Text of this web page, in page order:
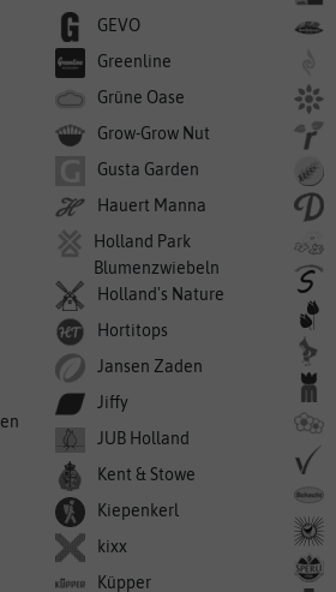
GEVO
Greenline
Grüne Oase
Grow-Grow Nut
Gusta Garden
Hauert Manna
Holland Park
Blumenzwiebeln
Holland's Nature
Hortitops
Jansen Zaden
Jiffy
JUB Holland
Kent & Stowe
Kiepenkerl
kixx
Küpper